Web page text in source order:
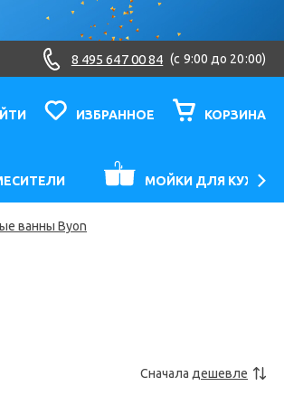
8 495 647 00 84 (c 9:00 до 20:00)
ИЗБРАННОЕ КОРЗИНА
МОЙКИ ДЛЯ КУХНИ
ванны Byon
Сначала дешевле